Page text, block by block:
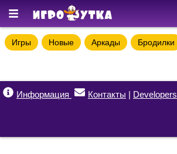
Игры Новые Аркады Бродилки
Информация Контакты | Developers